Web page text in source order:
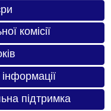
комісії
підтримка